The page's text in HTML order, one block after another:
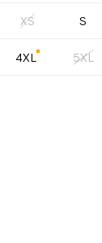
XS S
4XL 5XL